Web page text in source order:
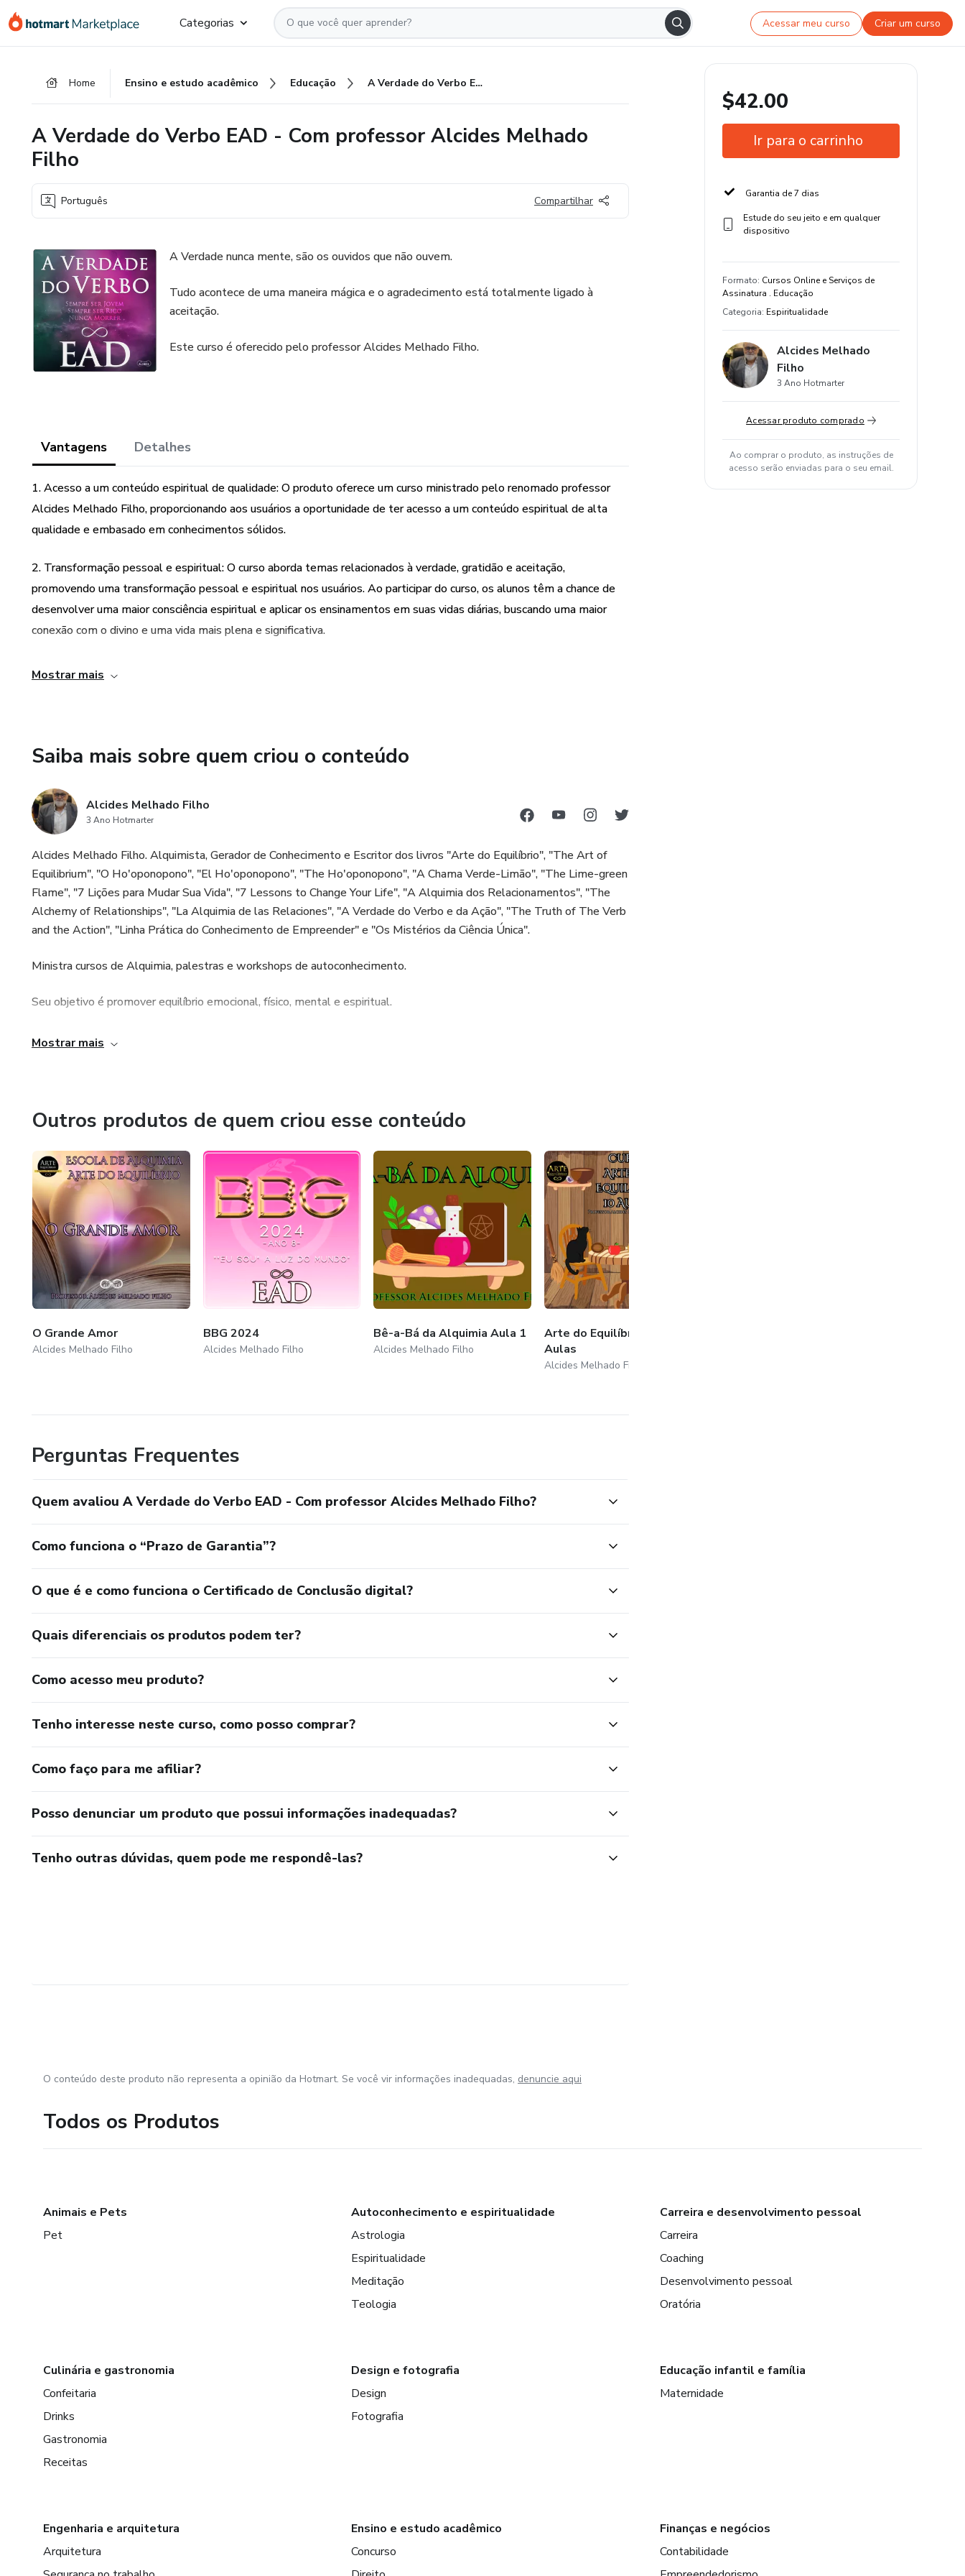
para
para
para
Categorias Acessar meu curso Criar um curso
Home Ensino e estudo acadêmico Educação A Verdade do Verbo EAD - Com professor Alcides Melhado Filho
A Verdade do Verbo EAD - Com professor Alcides Melhado
Filho
Português Compartilhar
A Verdade nunca mente, são os ouvidos que não ouvem.
Tudo acontece de uma maneira mágica e o agradecimento está totalmente ligado à
aceitação.
Este curso é oferecido pelo professor Alcides Melhado Filho.
Vantagens Detalhes
1. Acesso a um conteúdo espiritual de qualidade: O produto oferece um curso ministrado pelo renomado professor
Alcides Melhado Filho, proporcionando aos usuários a oportunidade de ter acesso a um conteúdo espiritual de alta
qualidade e embasado em conhecimentos sólidos.
2. Transformação pessoal e espiritual: O curso aborda temas relacionados à verdade, gratidão e aceitação,
promovendo uma transformação pessoal e espiritual nos usuários. Ao participar do curso, os alunos têm a chance de
desenvolver uma maior consciência espiritual e aplicar os ensinamentos em suas vidas diárias, buscando uma maior
conexão com o divino e uma vida mais plena e significativa.
Mostrar mais
Saiba mais sobre quem criou o conteúdo
Alcides Melhado Filho
3 Ano Hotmarter
Alcides Melhado Filho. Alquimista, Gerador de Conhecimento e Escritor dos livros "Arte do Equilíbrio", "The Art of
Equilibrium", "O Ho'oponopono", "El Ho'oponopono", "The Ho'oponopono", "A Chama Verde-Limão", "The Lime-green
Flame", "7 Lições para Mudar Sua Vida", "7 Lessons to Change Your Life", "A Alquimia dos Relacionamentos", "The
Alchemy of Relationships", "La Alquimia de las Relaciones", "A Verdade do Verbo e da Ação", "The Truth of The Verb
and the Action", "Linha Prática do Conhecimento de Empreender" e "Os Mistérios da Ciência Única".
Ministra cursos de Alquimia, palestras e workshops de autoconhecimento.
Seu objetivo é promover equilíbrio emocional, físico, mental e espiritual.
O Cristo está em mim.
Mostrar mais
Outros produtos de quem criou esse conteúdo
O Grande Amor
Alcides Melhado Filho
BBG 2024
Alcides Melhado Filho
Bê-a-Bá da Alquimia Aula 1
Alcides Melhado Filho
Arte do Equilíbrio - 10
Aulas
Alcides Melhado Filho
Perguntas Frequentes
Quem avaliou A Verdade do Verbo EAD - Com professor Alcides Melhado Filho?
Como funciona o “Prazo de Garantia”?
O que é e como funciona o Certificado de Conclusão digital?
Quais diferenciais os produtos podem ter?
Como acesso meu produto?
Tenho interesse neste curso, como posso comprar?
Como faço para me afiliar?
Posso denunciar um produto que possui informações inadequadas?
Tenho outras dúvidas, quem pode me respondê-las?
$42.00
Ir para o carrinho
Garantia de 7 dias
Estude do seu jeito e em qualquer
dispositivo
Formato: Cursos Online e Serviços de
Assinatura . Educação
Categoria: Espiritualidade
Alcides Melhado
Filho
3 Ano Hotmarter
Acessar produto comprado
Ao comprar o produto, as instruções de
acesso serão enviadas para o seu email.
O conteúdo deste produto não representa a opinião da Hotmart. Se você vir informações inadequadas, denuncie aqui
Todos os Produtos
Animais e Pets
Pet
Autoconhecimento e espiritualidade
Astrologia
Espiritualidade
Meditação
Teologia
Carreira e desenvolvimento pessoal
Carreira
Coaching
Desenvolvimento pessoal
Oratória
Culinária e gastronomia
Confeitaria
Drinks
Gastronomia
Receitas
Design e fotografia
Design
Fotografia
Educação infantil e família
Maternidade
Engenharia e arquitetura
Arquitetura
Ensino e estudo acadêmico
Concurso
Finanças e negócios
Contabilidade